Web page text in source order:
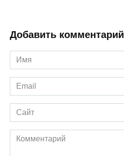
Добавить комментарий
Имя
*
Email
*
Сайт
Комментарий